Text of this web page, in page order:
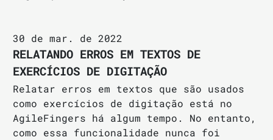
30 de mar. de 2022
RELATANDO ERROS EM TEXTOS DE
EXERCÍCIOS DE DIGITAÇÃO
Relatar erros em textos que são usados
como exercícios de digitação está no
AgileFingers há algum tempo. No entanto,
como essa funcionalidade nunca foi